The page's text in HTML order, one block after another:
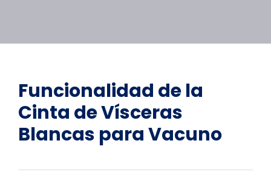
Funcionalidad de la
Cinta de Vísceras
Blancas para Vacuno